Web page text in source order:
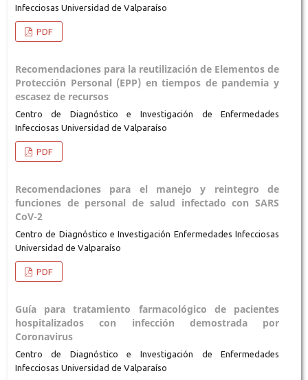
Infecciosas Universidad de Valparaíso
PDF
Recomendaciones para la reutilización de Elementos de
Protección Personal (EPP) en tiempos de pandemia y
escasez de recursos
Centro de Diagnóstico e Investigación de Enfermedades
Infecciosas Universidad de Valparaíso
PDF
Recomendaciones para el manejo y reintegro de
funciones de personal de salud infectado con SARS
CoV-2
Centro de Diagnóstico e Investigación Enfermedades Infecciosas
Universidad de Valparaíso
PDF
Guía para tratamiento farmacológico de pacientes
hospitalizados con infección demostrada por
Coronavirus
Centro de Diagnóstico e Investigación de Enfermedades
Infecciosas Universidad de Valparaíso